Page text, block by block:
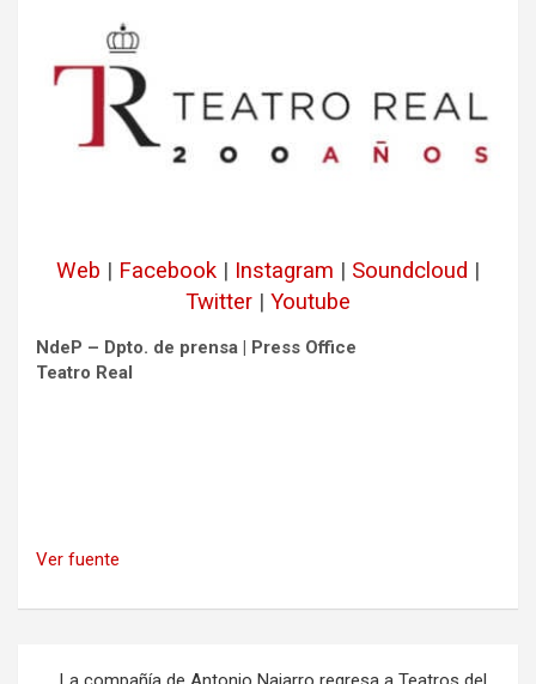
Web | Facebook | Instagram | Soundcloud |
Twitter | Youtube
NdeP – Dpto. de prensa | Press Office
Teatro Real
Ver fuente